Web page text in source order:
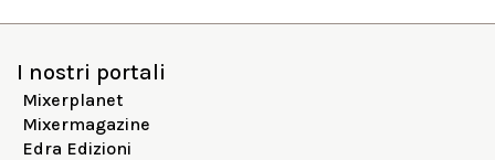
I nostri portali
Mixerplanet
Mixermagazine
Edra Edizioni